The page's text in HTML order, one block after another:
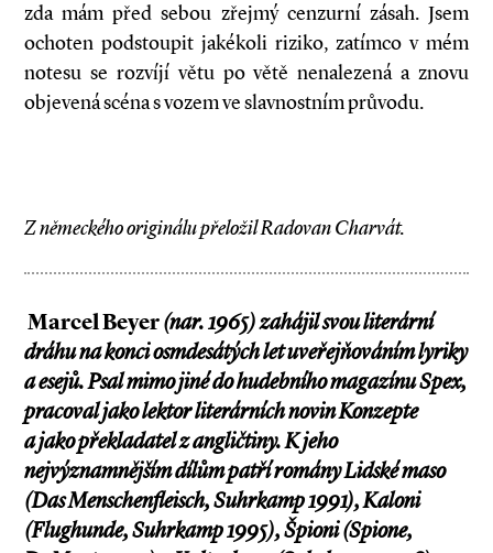
zda mám před sebou zřejmý cenzurní zásah. Jsem
ochoten podstoupit jakékoli riziko, zatímco v mém
notesu se rozvíjí větu po větě nenalezená a znovu
objevená scéna s vozem ve slavnostním průvodu.
Z německého originálu přeložil Radovan Charvát.
Marcel Beyer(nar. 1965) zahájil svou literární
dráhu na konci osmdesátých let uveřejňováním lyriky
a esejů. Psal mimo jiné do hudebního magazínu Spex,
pracoval jako lektor literárních novin Konzepte
a jako překladatel z angličtiny. K jeho
nejvýznamnějším dílům patří romány Lidské maso
(Das Menschenfleisch, Suhrkamp 1991), Kaloni
(Flughunde, Suhrkamp 1995), Špioni (Spione,